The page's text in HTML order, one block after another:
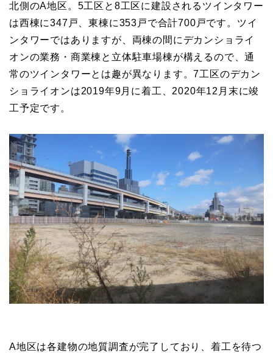
北側のA地区。5工区と8工区に建設されるツインタワー
は西棟に347戸、東棟に353戸で合計700戸です。ツイ
ンタワーではありますが、両棟の間にデカンショライ
オンの業務・商業棟と立体駐車場棟が構えるので、通
常のツインタワーとは趣が異なります。7工区のデカン
ショライオンは2019年9月に着工、2020年12月末に竣
工予定です。
A地区は各建物の地質調査が完了しており、着工を待つ